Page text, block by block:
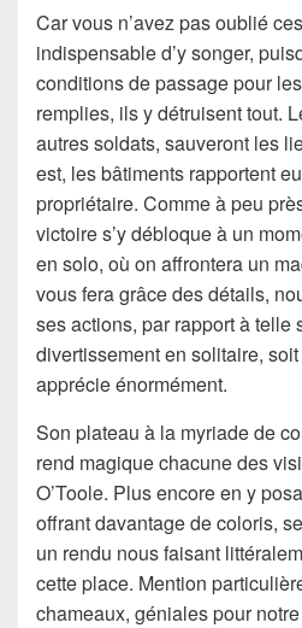
Car vous n’avez pas oublié
indispensable d’y songer,
conditions de passage pour
remplies, ils y détruisent tout.
autres soldats, sauveront les
est, les bâtiments rapportent
propriétaire. Comme à peu
victoire s’y débloque à un
en solo, où on affrontera un
vous fera grâce des détails,
ses actions, par rapport à telle
divertissement en solitaire, soit
apprécie énormément.
Son plateau à la myriade de
rend magique chacune des
O’Toole. Plus encore en y
offrant davantage de coloris,
un rendu nous faisant
cette place. Mention
chameaux, géniales pour